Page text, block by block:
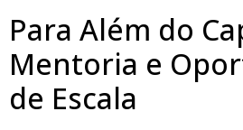
Para Além do
Mentoria e
de Escala